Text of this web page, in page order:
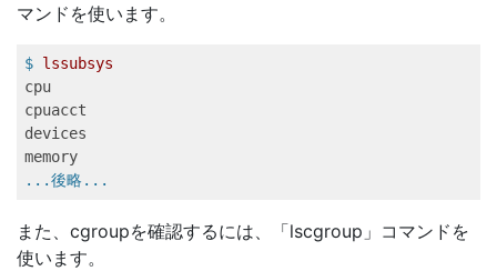
マンドを使います。
$ lssubsys
cpu
cpuacct
devices
memory
...後略...
また、cgroupを確認するには、「lscgroup」コマンドを
使います。